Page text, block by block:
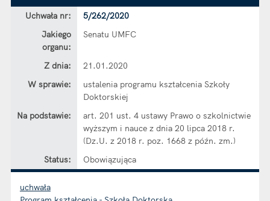
Uchwała nr:
5/262/2020
Jakiego
organu:
Senatu UMFC
Z dnia:
21.01.2020
W sprawie:
ustalenia programu kształcenia Szkoły
Doktorskiej
Na podstawie:
art. 201 ust. 4 ustawy Prawo o szkolnictwie
wyższym i nauce z dnia 20 lipca 2018 r.
(Dz.U. z 2018 r. poz. 1668 z późn. zm.)
Status:
Obowiązująca
uchwała